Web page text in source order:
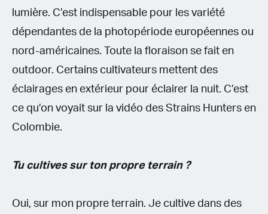
lumière. C’est indispensable pour les variété
dépendantes de la photopériode européennes ou
nord-américaines. Toute la floraison se fait en
outdoor. Certains cultivateurs mettent des
éclairages en extérieur pour éclairer la nuit. C’est
ce qu’on voyait sur la vidéo des Strains Hunters en
Colombie.
Tu cultives sur ton propre terrain ?
Oui, sur mon propre terrain. Je cultive dans des